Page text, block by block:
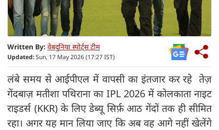
Written By: वेबदुनिया स्पोर्ट्स टीम
Updated:Sun, 17 May 2026 (17:27 IST)
लंबे समय से आईपीएल में वापसी का इंतजार कर रहे तेज़
गेंदबाज़ मतीशा पथिराना का IPL 2026 में कोलकाता नाइट
राइडर्स (KKR) के लिए डेब्यू सिर्फ़ आठ गेंदों तक ही सीमित
रहा। अगर यह मान लिया जाए कि अब वह आगे नहीं खेलेंगे